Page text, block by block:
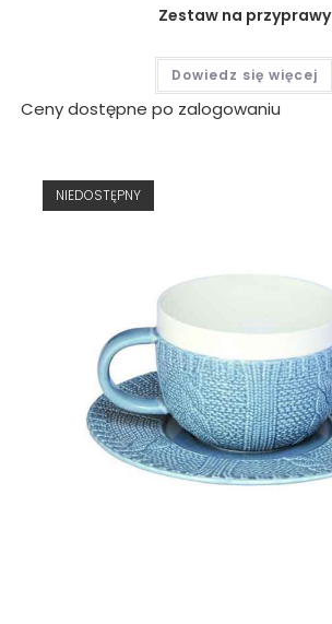
Zestaw na przyprawy
Dowiedz się więcej
Ceny dostępne po zalogowaniu
NIEDOSTĘPNY